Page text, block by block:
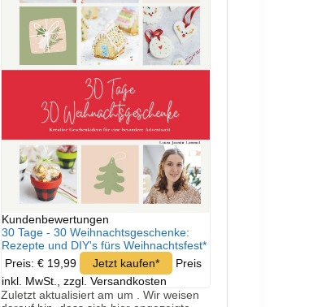
Kundenbewertungen
30 Tage - 30 Weihnachtsgeschenke:
Rezepte und DIY's fürs Weihnachtsfest*
Preis: € 19,99
Jetzt kaufen*
Preis
inkl. MwSt., zzgl. Versandkosten
Zuletzt aktualisiert am um . Wir weisen